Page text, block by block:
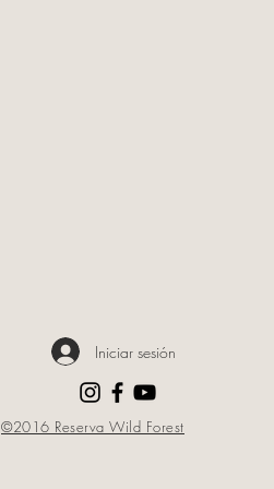
Iniciar sesión
©2016 Reserva Wild Forest